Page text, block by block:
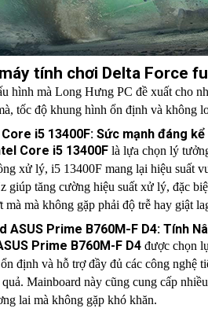
tính chơi Delta Force
hình mà Long Hưng PC đề xuất cho
tốc độ khung hình ổn định và không
i5 13400F: Sức mạnh đáng kể
Core i5 13400F là lựa chọn lý
xử lý, i5 13400F mang lại hiệu suất
giúp tăng cường hiệu suất xử lý, đặc
mà mà không gặp phải độ trễ hay giật
ASUS Prime B760M-F D4: Tính
Prime B760M-F D4 được chọn
định và hỗ trợ đầy đủ các công nghệ
Mainboard này cũng cung cấp
lai mà không gặp khó khăn.